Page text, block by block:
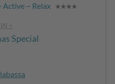
~ Relax
+
Special